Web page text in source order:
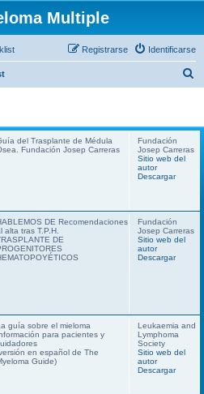
Multiple
Identificarse
Registrarse
c
del Trasplante de Médula
Fundación Josep Carreras
Fundación
Josep Carreras
Sitio web del
autor
Descargar
DE Recomendaciones
alta tras T.P.H.
DE
Fundación
Josep Carreras
Sitio web del
autor
Descargar
guía sobre el mieloma
para pacientes y
en español de The
Guide)
Leukaemia and
Lymphoma
Society
Sitio web del
autor
Descargar